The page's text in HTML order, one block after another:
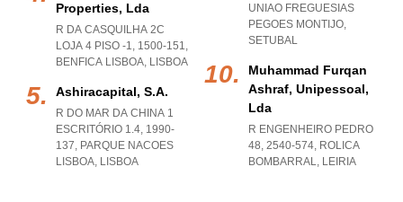
Properties, Lda
R DA CASQUILHA 2C
LOJA 4 PISO -1, 1500-151,
BENFICA LISBOA, LISBOA
Ashiracapital, S.a.
R DO MAR DA CHINA 1
ESCRITÓRIO 1.4, 1990-
137, PARQUE NACOES
LISBOA, LISBOA
UNIAO FREGUESIAS
PEGOES MONTIJO,
SETUBAL
Muhammad Furqan
Ashraf, Unipessoal,
Lda
R ENGENHEIRO PEDRO
48, 2540-574, ROLICA
BOMBARRAL, LEIRIA